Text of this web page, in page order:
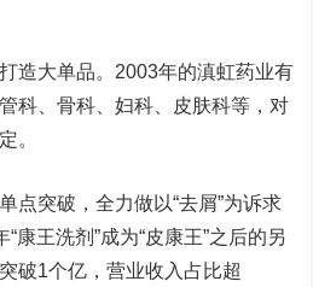
大单品。2003年的滇虹药业有
科、骨科、妇科、皮肤科等，对
。
突破，全力做以“去屑”为诉求
“康王洗剂”成为“皮康王”之后的另
破1个亿，营业收入占比超